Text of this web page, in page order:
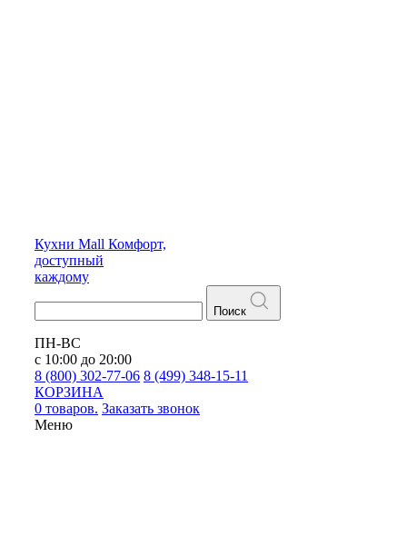
Кухни Mall Комфорт,
доступный
каждому
Поиск
ПН-ВС
с 10:00 до 20:00
8 (800) 302-77-06 8 (499) 348-15-11
КОРЗИНА
0 товаров. Заказать звонок
Меню